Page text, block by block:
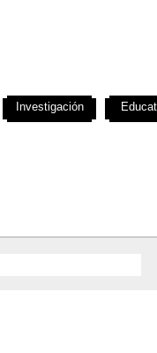
Investigación